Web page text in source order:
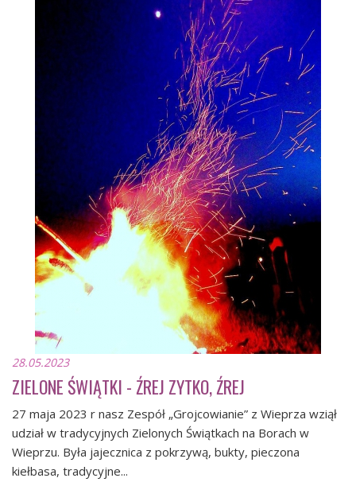
28.05.2023
ZIELONE ŚWIĄTKI - ŹREJ ZYTKO, ŹREJ
27 maja 2023 r nasz Zespół „Grojcowianie” z Wieprza wziął
udział w tradycyjnych Zielonych Świątkach na Borach w
Wieprzu. Była jajecznica z pokrzywą, bukty, pieczona
kiełbasa, tradycyjne...